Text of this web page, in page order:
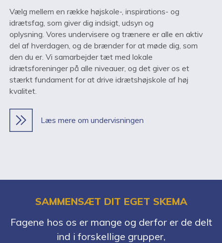
Vælg mellem en række højskole-, inspirations- og
idrætsfag, som giver dig indsigt, udsyn og
oplysning. Vores undervisere og trænere er alle en aktiv
del af hverdagen, og de brænder for at møde dig, som
den du er. Vi samarbejder tæt med lokale
idrætsforeninger på alle niveauer, og det giver os et
stærkt fundament for at drive idrætshøjskole af høj
kvalitet.
Læs mere om undervisningen
SAMMENSÆT DIT EGET SKEMA
Fagene hos os er mange og derfor er de delt
ind i forskellige grupper,